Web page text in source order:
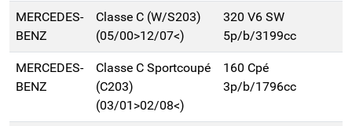
MERCEDES-
BENZ
Classe C (W/S203)
(05/00>12/07<)
320 V6 SW
5p/b/3199cc
MERCEDES-
BENZ
Classe C Sportcoupé
(C203)
(03/01>02/08<)
160 Cpé
3p/b/1796cc